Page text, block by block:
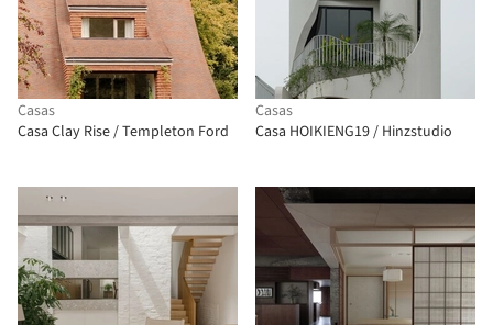
Casas
Casa Clay Rise / Templeton Ford
Casas
Casa HOIKIENG19 / Hinzstudio